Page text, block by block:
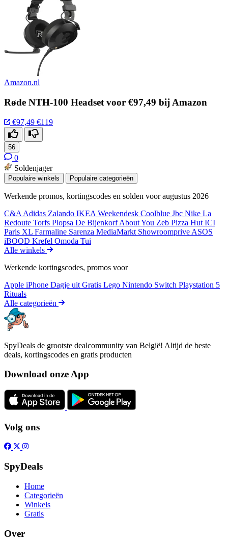
Amazon.nl
Røde NTH-100 Headset voor €97,49 bij Amazon
€97,49 €119
56
0
Soldenjager
Populaire winkels Populaire categorieën
Werkende promos, kortingscodes en solden voor augustus 2026
C&A Adidas Zalando IKEA Weekendesk Coolblue Jbc Nike La
Redoute Torfs Plopsa De BijenkorfAbout You Zeb Pizza Hut ICI
Paris XL Farmaline Sarenza MediaMarkt Showroomprive ASOS
iBOOD Krefel Omoda Tui
Alle winkels
Werkende kortingscodes, promos voor
Apple iPhone Dagje uit Gratis Lego Nintendo Switch Playstation 5
Rituals
Alle categorieën
SpyDeals de grootste dealcommunity van België! Altijd de beste
deals, kortingscodes en gratis producten
Download onze App
Volg ons
SpyDeals
Home
Categorieën
Winkels
Gratis
Over